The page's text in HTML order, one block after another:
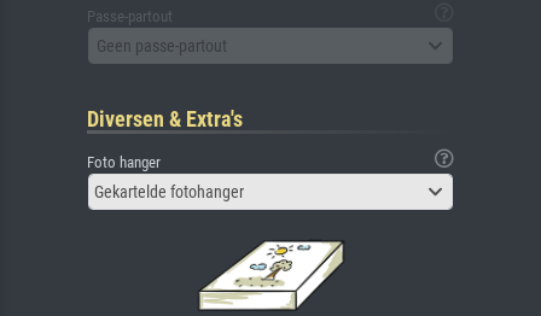
Passe-partout
Geen passe-partout
Diversen & Extra's
Foto hanger
Gekartelde fotohanger